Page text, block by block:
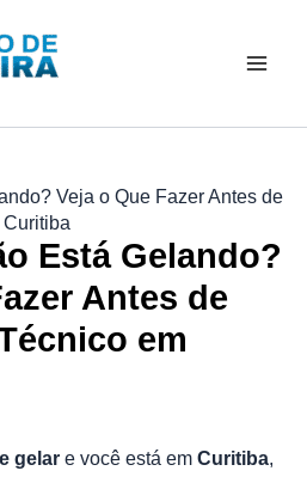
Veja o Que Fazer Antes de
Está Gelando?
Antes de
em
gelar e você está em Curitiba,